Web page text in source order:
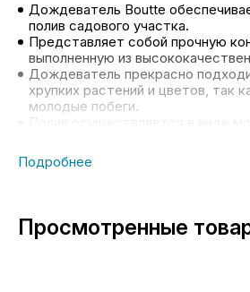
Дождеватель Boutte
полив садового участка.
Представляет собой прочную
выполненную из
Дождеватель прекрасно
хрупких растений и цветов, так
молодые побеги.
Полив осуществляется в виде
Металлическое основание
любой поверхности: рыхлой,
Просмотренные